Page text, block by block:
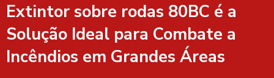
Extintor sobre rodas 80BC é a
Solução Ideal para Combate a
Incêndios em Grandes Áreas